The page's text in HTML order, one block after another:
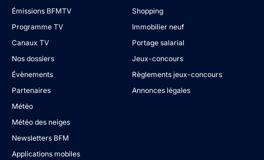
Émissions BFMTV
Programme TV
Canaux TV
Nos dossiers
Évènements
Partenaires
Météo
Météo des neiges
Newsletters BFM
Applications mobiles
Shopping
Immobilier neuf
Portage salarial
Jeux-concours
Règlements jeux-concours
Annonces légales